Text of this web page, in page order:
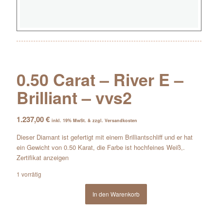
0.50 Carat – River E –
Brilliant – vvs2
1.237,00€ inkl. 19% MwSt. & zzgl. Versandkosten
Dieser Diamant ist gefertigt mit einem Brilliantschliff und er hat
ein Gewicht von 0.50 Karat, die Farbe ist hochfeines Weiß,.
Zertifikat anzeigen
1 vorrätig
In den Warenkorb